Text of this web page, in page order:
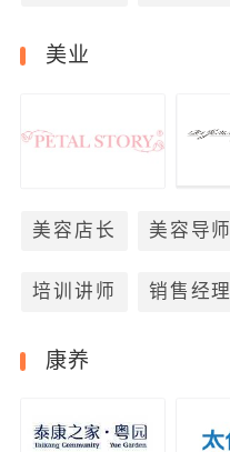
美业
美容店长 美容导师
培训讲师 销售经理
康养